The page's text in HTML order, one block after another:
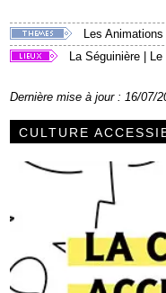
Les Animations
La Séguinière | Le
Dernière mise à jour : 16/07/
CULTURE